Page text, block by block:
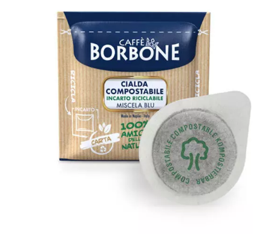
1500 cialde filtrocarta compostabili
ESE 44 mm Caffè Borbone miscela
BLU